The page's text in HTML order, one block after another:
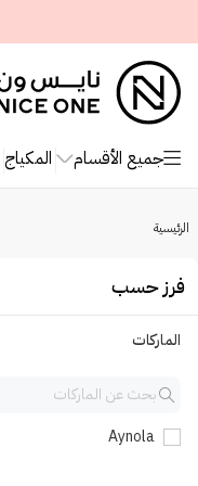
جميع الأقسام المكياج
الرئيسية
فرز حسب
الماركات
Aynola